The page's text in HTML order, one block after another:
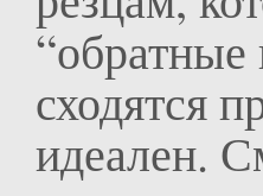
сходятся
идеален.